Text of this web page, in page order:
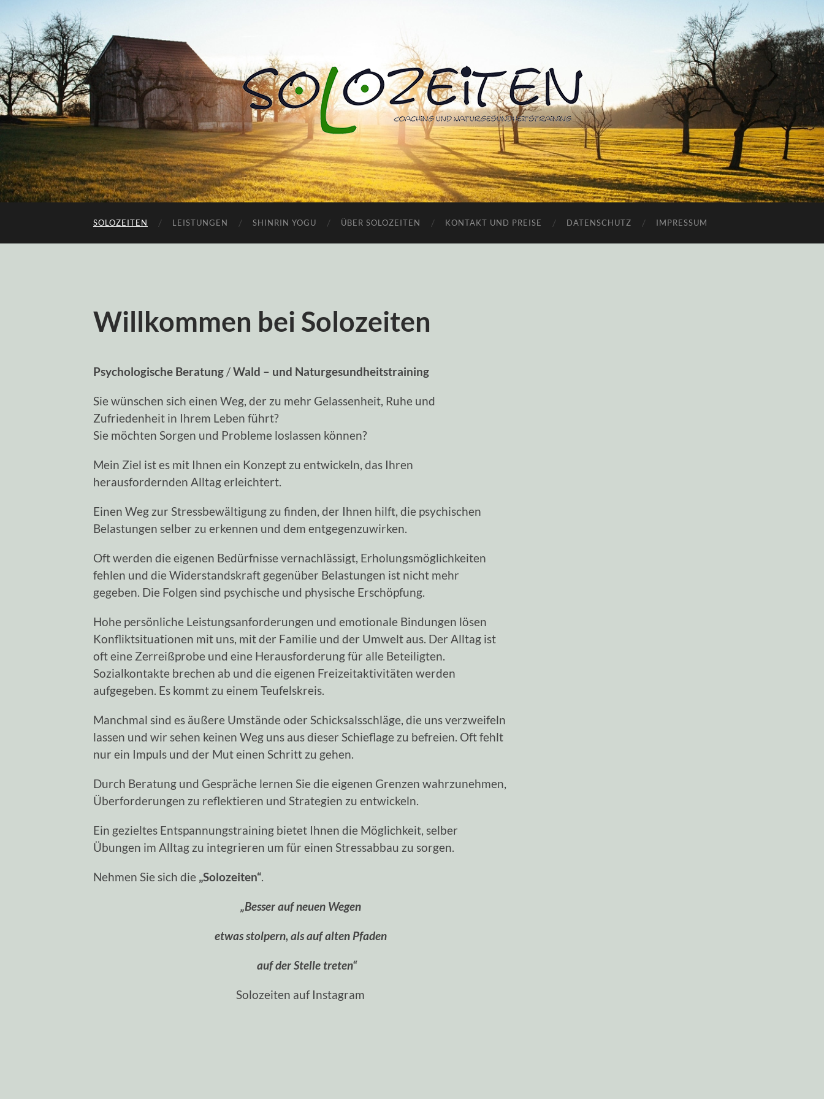
SOLOZEITEN LEISTUNGEN SHINRIN YOGU ÜBER SOLOZEITEN KONTAKT UND PREISE DATENSCHUTZ IMPRESSUM
Willkommen bei Solozeiten
Psychologische Beratung /Wald – und Naturgesundheitstraining
Sie wünschen sich einen Weg, der zu mehr Gelassenheit, Ruhe und
Zufriedenheit in Ihrem Leben führt?
Sie möchten Sorgen und Probleme loslassen können?
Mein Ziel ist es mit Ihnen ein Konzept zu entwickeln, das Ihren
herausfordernden Alltag erleichtert.
Einen Weg zur Stressbewältigung zu finden, der Ihnen hilft, die psychischen
Belastungen selber zu erkennen und dem entgegenzuwirken.
Oft werden die eigenen Bedürfnisse vernachlässigt, Erholungsmöglichkeiten
fehlen und die Widerstandskraft gegenüber Belastungen ist nicht mehr
gegeben. Die Folgen sind psychische und physische Erschöpfung.
Hohe persönliche Leistungsanforderungen und emotionale Bindungen lösen
Konfliktsituationen mit uns, mit der Familie und der Umwelt aus. Der Alltag ist
oft eine Zerreißprobe und eine Herausforderung für alle Beteiligten.
Sozialkontakte brechen ab und die eigenen Freizeitaktivitäten werden
aufgegeben. Es kommt zu einem Teufelskreis.
Manchmal sind es äußere Umstände oder Schicksalsschläge, die uns verzweifeln
lassen und wir sehen keinen Weg uns aus dieser Schieflage zu befreien. Oft fehlt
nur ein Impuls und der Mut einen Schritt zu gehen.
Durch Beratung und Gespräche lernen Sie die eigenen Grenzen wahrzunehmen,
Überforderungen zu reflektieren und Strategien zu entwickeln.
Ein gezieltes Entspannungstraining bietet Ihnen die Möglichkeit, selber
Übungen im Alltag zu integrieren um für einen Stressabbau zu sorgen.
Nehmen Sie sich die „Solozeiten“
„Besser auf neuen Wegen
etwas stolpern, als auf alten Pfaden
auf der Stelle treten“
Solozeiten auf Instagram